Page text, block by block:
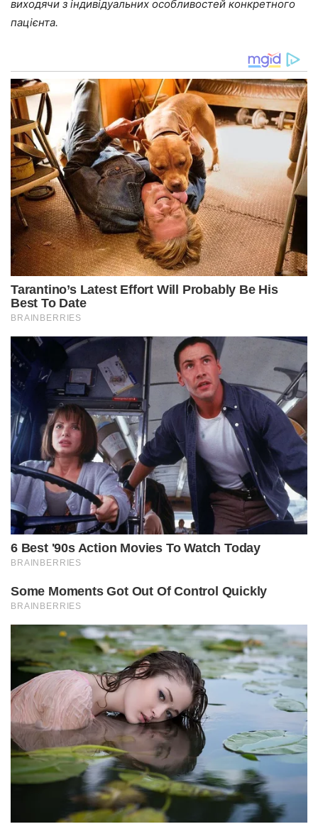
виходячи з індивідуальних особливостей конкретного
пацієнта.